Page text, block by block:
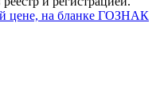
цене, на бланке ГОЗНАК